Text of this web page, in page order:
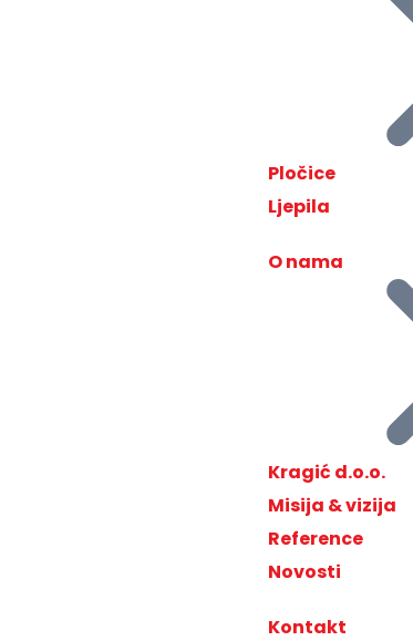
Pločice
Ljepila
O nama
Kragić d.o.o.
Misija & vizija
Reference
Novosti
Kontakt